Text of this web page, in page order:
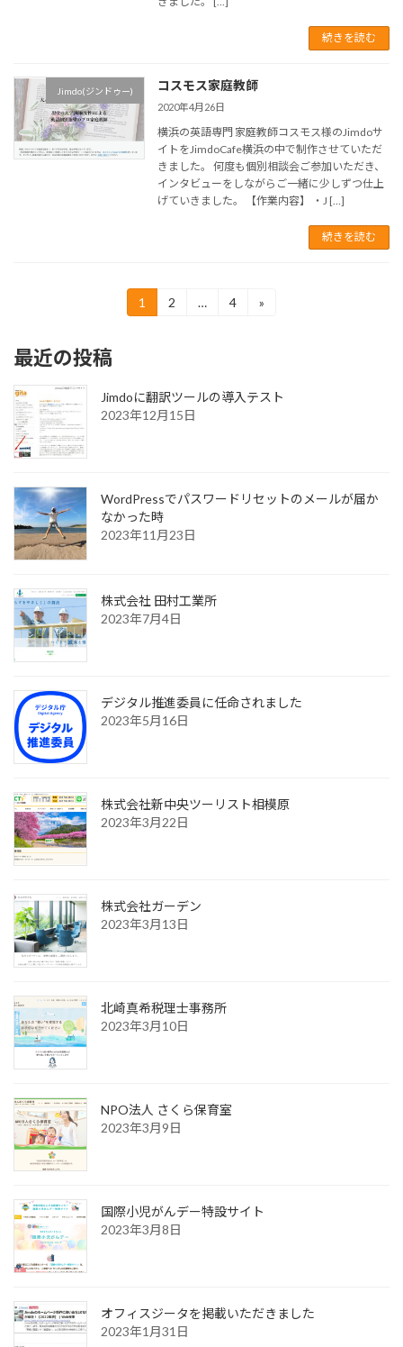
続きを読む
Jimdo(ジンドゥー) コスモス家庭教師
2020年4月26日
横浜の英語専門 家庭教師コスモス様のJimdoサ
イトをJimdoCafe横浜の中で制作させていただ
きました。 何度も個別相談会ご参加いただき、
インタビューをしながらご一緒に少しずつ仕上
げていきました。 【作業内容】 ・J […]
続きを読む
の
ペ
ー
ジ
送
り
固
定
1
固
2 …
固
4 »
最近の投稿
Jimdoに翻訳ツールの導入テスト
2023年12月15日
WordPressでパスワードリセットのメールが届か
なかった時
2023年11月23日
株式会社 田村工業所
2023年7月4日
デジタル推進委員に任命されました
2023年5月16日
株式会社新中央ツーリスト相模原
2023年3月22日
株式会社ガーデン
2023年3月13日
北崎真希税理士事務所
2023年3月10日
NPO法人 さくら保育室
2023年3月9日
国際小児がんデー特設サイト
2023年3月8日
オフィスジータを掲載いただきました
2023年1月31日